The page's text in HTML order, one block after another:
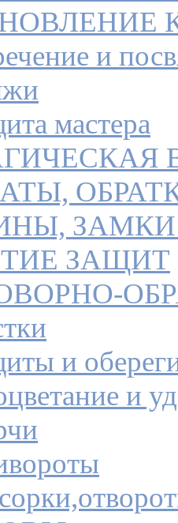
и
мастера
ЗАЩИТ
и
и